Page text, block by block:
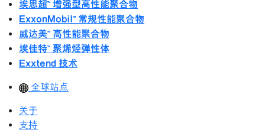
埃思超™ 增强型高性能聚合物
ExxonMobil™ 常规性能聚合物
威达美™ 高性能聚合物
埃佳特™ 聚烯烃弹性体
Exxtend 技术
全球站点
关于
支持